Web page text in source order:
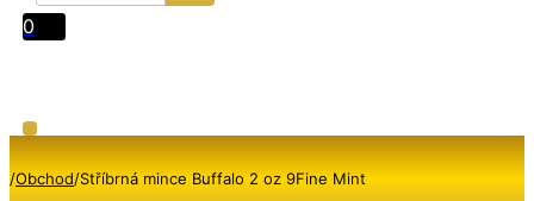
0
/Obchod/Stříbrná mince Buffalo 2 oz 9Fine Mint